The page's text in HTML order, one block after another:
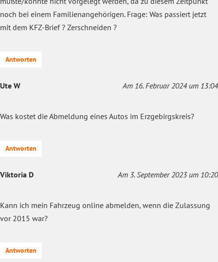
noch bei einem Familienangehörigen. Frage: Was passiert jetzt
mit dem KFZ-Brief ? Zerschneiden ?
Antworten
Ute W Am 16. Februar 2024 um 13:04
Was kostet die Abmeldung eines Autos im Erzgebirgskreis?
Antworten
Viktoria D Am 3. September 2023 um 10:20
Kann ich mein Fahrzeug online abmelden, wenn die Zulassung
vor 2015 war?
Antworten